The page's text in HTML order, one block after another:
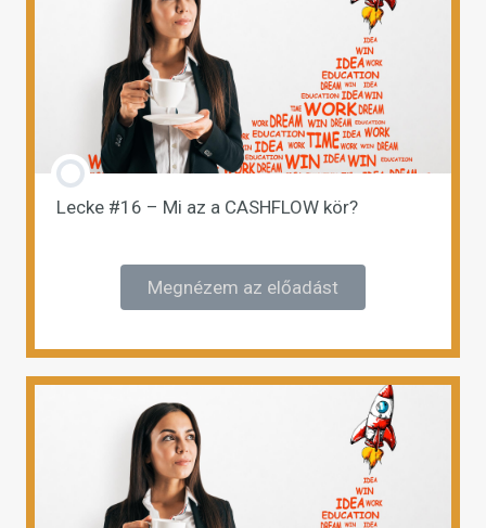
Lecke #16 – Mi az a CASHFLOW kör?
Megnézem az előadást